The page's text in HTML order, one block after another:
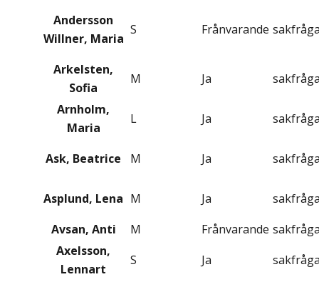
Andersson
Willner, Maria
S Frånvarande
Arkelsten,
Sofia
M Ja
Arnholm,
Maria
L Ja
Ask, Beatrice M Ja
Asplund, Lena M Ja
Avsan, Anti
M Frånvarande
Axelsson,
Lennart
S Ja